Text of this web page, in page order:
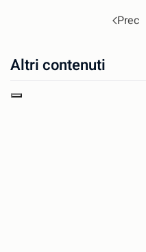
Prec
Altri contenuti